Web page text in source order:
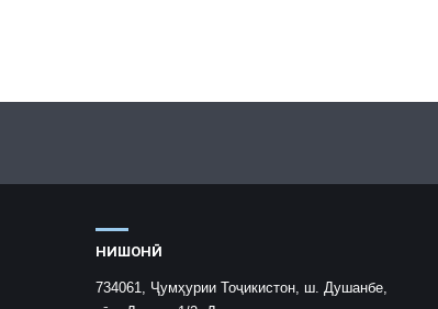
НИШОНӢ
734061, Ҷумҳурии Тоҷикистон, ш. Душанбе,